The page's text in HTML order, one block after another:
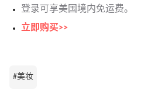
登录可享美国境内免运费。
立即购买>>
#美妆